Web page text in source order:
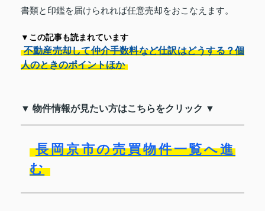
書類と印鑑を届けられれば任意売却をおこなえます。
▼この記事も読まれています
不動産売却して仲介手数料など仕訳はどうする？個
人のときのポイントほか
▼ 物件情報が見たい方はこちらをクリック ▼
長岡京市の売買物件一覧へ進
む